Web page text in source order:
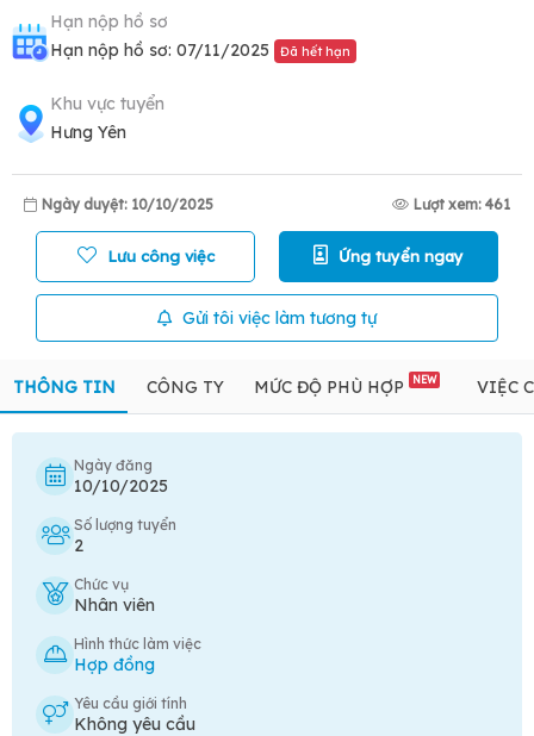
Hạn nộp hồ sơ
Hạn nộp hồ sơ: 07/11/2025
Đã hết hạn
Khu vực tuyển
Hưng Yên
Ngày duyệt: 10/10/2025 Lượt xem: 461
Lưu công việc Ứng tuyển ngay
Gửi tôi việc làm tương tự
THÔNG TIN CÔNG TY MỨC ĐỘ PHÙ HỢP NEW VIỆC
Ngày đăng
10/10/2025
Số lượng tuyển
2
Chức vụ
Nhân viên
Hình thức làm việc
Hợp đồng
Yêu cầu giới tính
Không yêu cầu